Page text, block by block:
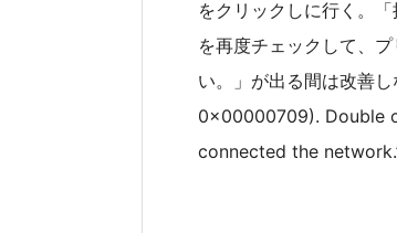
をクリックしに行く。
を再度チェックして、
い。」が出る間は改善
0x00000709). Double
connected the